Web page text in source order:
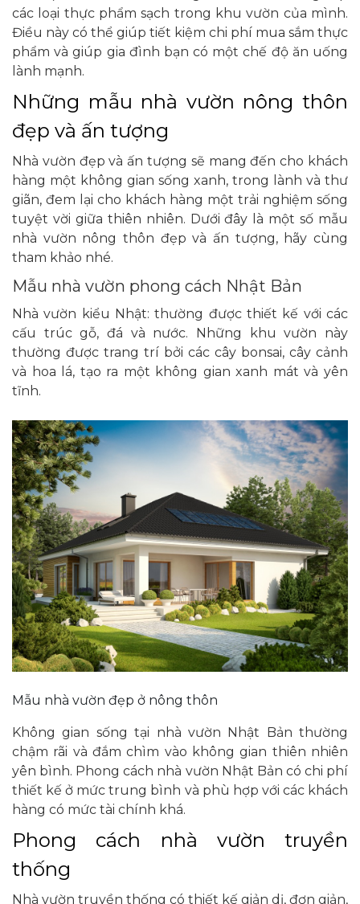
các loại thực phẩm sạch trong khu vườn của mình.
Điều này có thể giúp tiết kiệm chi phí mua sắm thực
phẩm và giúp gia đình bạn có một chế độ ăn uống
lành mạnh.
Những mẫu nhà vườn nông thôn
đẹp và ấn tượng
Nhà vườn đẹp và ấn tượng sẽ mang đến cho khách
hàng một không gian sống xanh, trong lành và thư
giãn, đem lại cho khách hàng một trải nghiệm sống
tuyệt vời giữa thiên nhiên. Dưới đây là một số mẫu
nhà vườn nông thôn đẹp và ấn tượng, hãy cùng
tham khảo nhé.
Mẫu nhà vườn phong cách Nhật Bản
Nhà vườn kiểu Nhật: thường được thiết kế với các
cấu trúc gỗ, đá và nước. Những khu vườn này
thường được trang trí bởi các cây bonsai, cây cảnh
và hoa lá, tạo ra một không gian xanh mát và yên
tĩnh.
Mẫu nhà vườn đẹp ở nông thôn
Không gian sống tại nhà vườn Nhật Bản thường
chậm rãi và đắm chìm vào không gian thiên nhiên
yên bình. Phong cách nhà vườn Nhật Bản có chi phí
thiết kế ở mức trung bình và phù hợp với các khách
hàng có mức tài chính khá.
Phong cách nhà vườn truyền
thống
Nhà vườn truyền thống có thiết kế giản dị, đơn giản,